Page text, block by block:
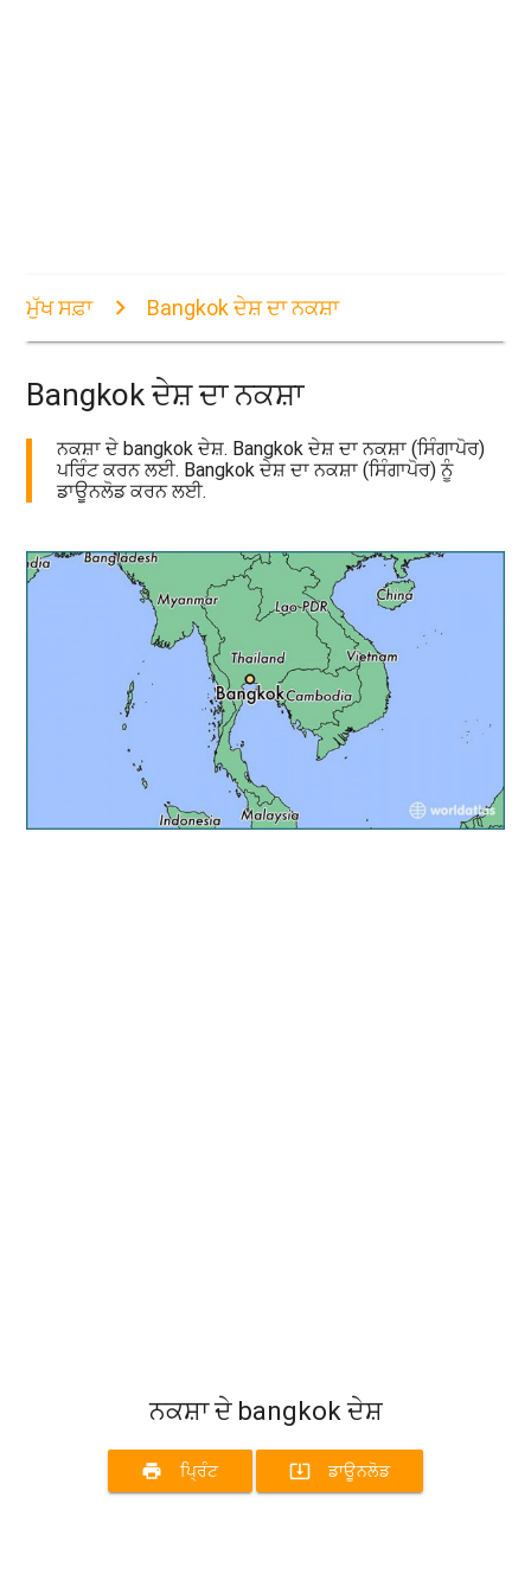
ਮੁੱਖ ਸਫ਼ਾ Bangkok ਦੇਸ਼ ਦਾ ਨਕਸ਼ਾ
Bangkok ਦੇਸ਼ ਦਾ ਨਕਸ਼ਾ
ਨਕਸ਼ਾ ਦੇ bangkok ਦੇਸ਼. Bangkok ਦੇਸ਼ ਦਾ ਨਕਸ਼ਾ (ਸਿੰਗਾਪੋਰ)
ਪਰਿੰਟ ਕਰਨ ਲਈ. Bangkok ਦੇਸ਼ ਦਾ ਨਕਸ਼ਾ (ਸਿੰਗਾਪੋਰ) ਨੂੰ
ਡਾਊਨਲੋਡ ਕਰਨ ਲਈ.
ਨਕਸ਼ਾ ਦੇ bangkok ਦੇਸ਼
print ਪ੍ਰਿੰਟ system_update_alt ਡਾਊਨਲੋਡ